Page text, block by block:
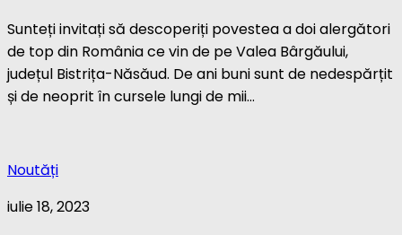
Sunteți invitați să descoperiți povestea a doi alergători
de top din România ce vin de pe Valea Bârgăului,
județul Bistrița-Năsăud. De ani buni sunt de nedespărțit
și de neoprit în cursele lungi de mii...
Noutăți
iulie 18, 2023